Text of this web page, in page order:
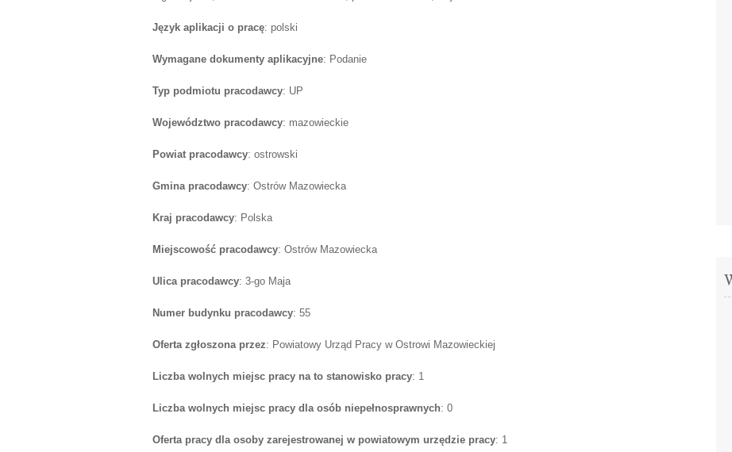
Język aplikacji o pracę: polski
Wymagane dokumenty aplikacyjne: Podanie
Typ podmiotu pracodawcy: UP
Województwo pracodawcy: mazowieckie
Powiat pracodawcy: ostrowski
Gmina pracodawcy: Ostrów Mazowiecka
Kraj pracodawcy: Polska
Miejscowość pracodawcy: Ostrów Mazowiecka
Ulica pracodawcy: 3-go Maja
Numer budynku pracodawcy: 55
Oferta zgłoszona przez: Powiatowy Urząd Pracy w Ostrowi Mazowieckiej
Liczba wolnych miejsc pracy na to stanowisko pracy: 1
Liczba wolnych miejsc pracy dla osób niepełnosprawnych: 0
Oferta pracy dla osoby zarejestrowanej w powiatowym urzędzie pracy: 1